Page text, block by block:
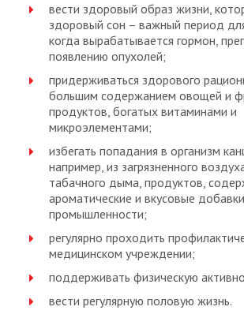
вести здоровый образ жизни,
здоровый сон – важный период
когда вырабатывается гормон,
появлению опухолей;
придерживаться здорового
большим содержанием овощей и
продуктов, богатых витаминами и
микроэлементами;
избегать попадания в организм
например, из загрязненного
табачного дыма, продуктов,
ароматические и вкусовые
промышленности;
регулярно проходить
медицинском учреждении;
поддерживать физическую
вести регулярную половую жизнь.